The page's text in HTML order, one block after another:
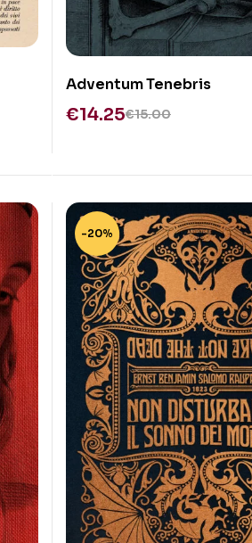
Adventum Tenebris
€15.00
€14.25
-20%